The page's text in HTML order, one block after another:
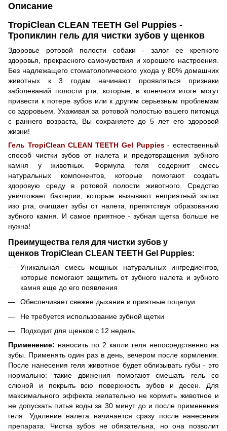
Описание
TropiClean CLEAN TEETH Gel Puppies -
Тропиклин гель для чистки зубов у щенков
Здоровье ротовой полости собаки - залог ее крепкого
здоровья, прекрасного самочувствия и хорошего настроения.
Без надлежащего стоматологического ухода у 80% домашних
животных к 3 годам начинают проявляться признаки
заболеваний полости рта, которые, в конечном итоге могут
привести к потере зубов или к другим серьезным проблемам
со здоровьем. Ухаживая за ротовой полостью вашего питомца
с раннего возраста, Вы сохраняете до 5 лет его здоровой
жизни!
Гель TropiClean CLEAN TEETH Gel Puppies- естественный
способ чистки зубов от налета и предотвращения зубного
камня у животных. Формула геля содержит смесь
натуральных компонентов, которые помогают создать
здоровую среду в ротовой полости животного. Средство
уничтожает бактерии, которые вызывают неприятный запах
изо рта, очищает зубы от налета, препятствуя образованию
зубного камня. И самое приятное - зубная щетка больше не
нужна!
Преимущества геля для чистки зубов у
щенков TropiClean CLEAN TEETH Gel Puppies:
Уникальная смесь мощных натуральных ингредиентов,
которые помогают защитить от зубного налета и зубного
камня еще до его появления
Обеспечивает свежее дыхание и приятные поцелуи
Не требуется использование зубной щетки
Подходит для щенков с 12 недель
Применение: наносить по 2 капли геля непосредственно на
зубы. Применять один раз в день, вечером после кормления.
После нанесения геля животное будет облизывать губы - это
нормально: такие движения помогают смешать гель со
слюной и покрыть всю поверхность зубов и десен. Для
максимального эффекта желательно не кормить животное и
не допускать питья воды за 30 минут до и после применения
геля. Удаление налета начинается сразу после нанесения
препарата. Чистка зубов не обязательна, но она позволит